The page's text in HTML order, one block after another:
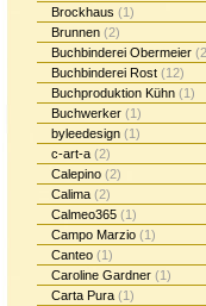
Brockhaus (1)
Brunnen (2)
Buchbinderei Obermeier
Buchbinderei Rost (12)
Buchproduktion Kühn (1)
Buchwerker (1)
byleedesign (1)
c-art-a (2)
Calepino (2)
Calima (2)
Calmeo365 (1)
Campo Marzio (1)
Canteo (1)
Caroline Gardner (1)
Carta Pura (1)